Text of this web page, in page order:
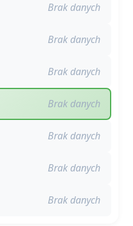
Brak danych
Brak danych
Brak danych
Brak danych
Brak danych
Brak danych
Brak danych